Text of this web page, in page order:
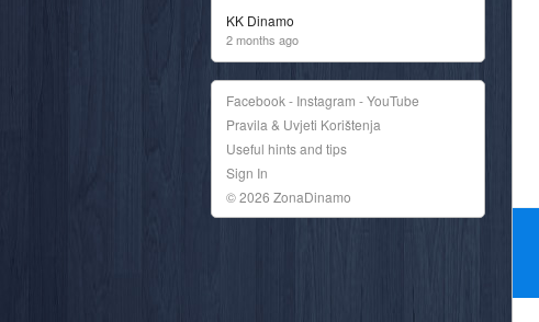
KK Dinamo
2 months ago
Facebook - Instagram - YouTube
Pravila & Uvjeti Korištenja
Useful hints and tips
Sign In
© 2026 ZonaDinamo